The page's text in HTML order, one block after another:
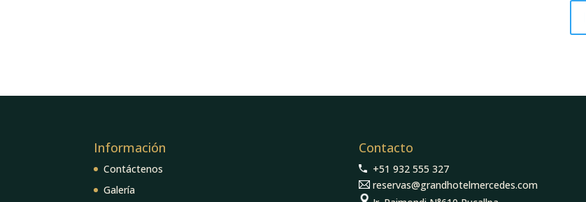
Información
Contáctenos
Galería
Contacto
+51 932 555 327
reservas@grandhotelmercedes.com